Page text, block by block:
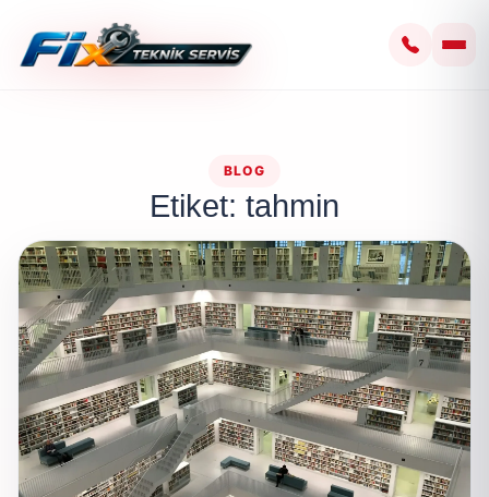
BLOG
Etiket: tahmin